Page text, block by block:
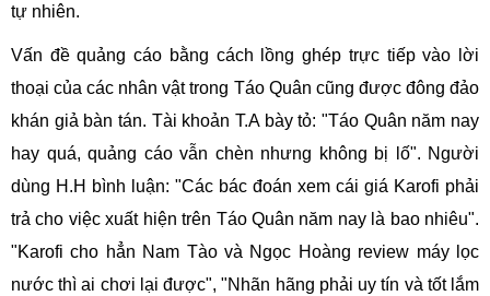
tự nhiên.
Vấn đề quảng cáo bằng cách lồng ghép trực tiếp vào lời
thoại của các nhân vật trong Táo Quân cũng được đông đảo
khán giả bàn tán. Tài khoản T.A bày tỏ: "Táo Quân năm nay
hay quá, quảng cáo vẫn chèn nhưng không bị lố". Người
dùng H.H bình luận: "Các bác đoán xem cái giá Karofi phải
trả cho việc xuất hiện trên Táo Quân năm nay là bao nhiêu".
"Karofi cho hẳn Nam Tào và Ngọc Hoàng review máy lọc
nước thì ai chơi lại được", "Nhãn hãng phải uy tín và tốt lắm